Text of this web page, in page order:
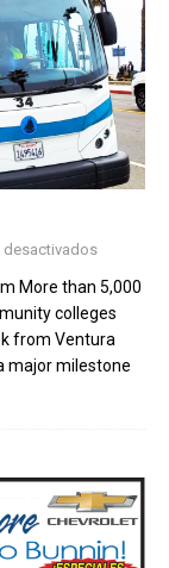
desactivados
More than 5,000
colleges
from Ventura
major milestone